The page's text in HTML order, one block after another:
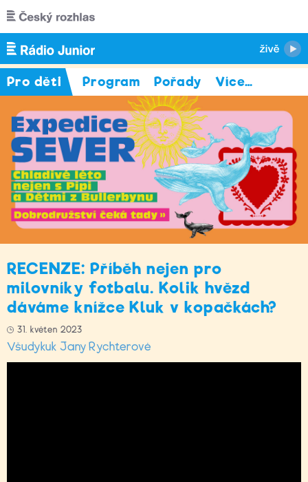
Přejít k hlavnímu obsahu
Pro děti Program Pořady Více…
RECENZE: Příběh nejen pro
milovníky fotbalu. Kolik hvězd
dáváme knížce Kluk v kopačkách?
31. květen 2023
Všudykuk Jany Rychterové